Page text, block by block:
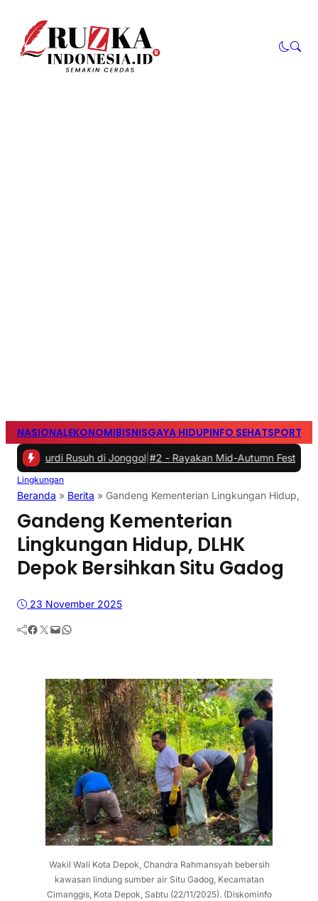
NASIONALEKONOMIBISNISGAYA HIDUPINFO SEHATSPORTS
Rusuh di Jonggol |#2 -Rayakan Mid-Autumn Festival dengan
Lingkungan
Beranda » Berita » Gandeng Kementerian Lingkungan Hidup,
Gandeng Kementerian
Lingkungan Hidup, DLHK
Depok Bersihkan Situ Gadog
23 November 2025
Facebook Twitter Mail WhatsApp
Wakil Wali Kota Depok, Chandra Rahmansyah bebersih
kawasan lindung sumber air Situ Gadog, Kecamatan
Cimanggis, Kota Depok, Sabtu (22/11/2025). (Diskominfo